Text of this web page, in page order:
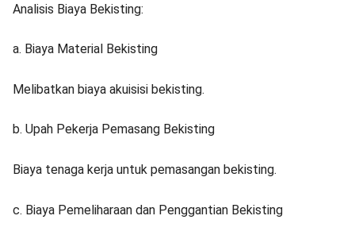
Analisis Biaya Bekisting:
a. Biaya Material Bekisting
Melibatkan biaya akuisisi bekisting.
b. Upah Pekerja Pemasang Bekisting
Biaya tenaga kerja untuk pemasangan bekisting.
c. Biaya Pemeliharaan dan Penggantian Bekisting